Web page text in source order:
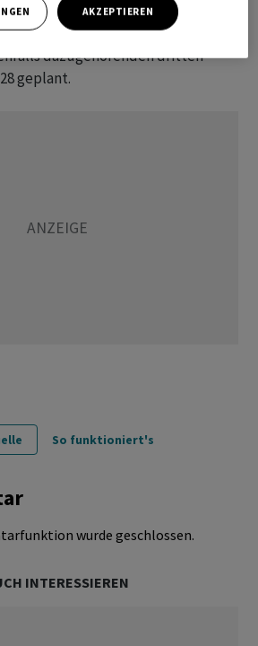
Blu Reussen" und den
Alpine Apartments". Die
dazugehörenden dritten
geplant.
So funktioniert's
wurde geschlossen.
INTERESSIEREN
AKZEPTIEREN